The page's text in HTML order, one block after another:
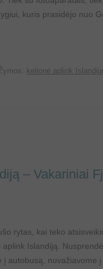
kuris prasidėjo nuo
kelionė aplink Islandiją
– Vakariniai
rytas, kai teko
Islandiją.
į autobusą,